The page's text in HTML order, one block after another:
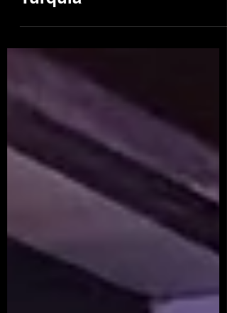
que revive la cultura de